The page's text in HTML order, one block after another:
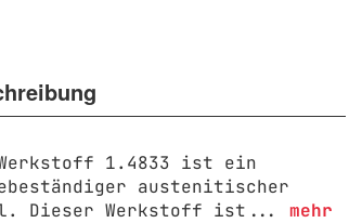
1.4833 ist ein
austenitischer
Dieser Werkstoff ist... mehr